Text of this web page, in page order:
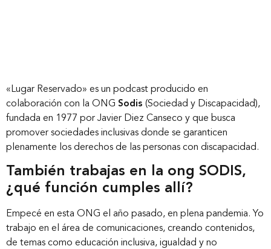
«Lugar Reservado» es un podcast producido en
colaboración con la ONG Sodis (Sociedad y Discapacidad),
fundada en 1977 por Javier Diez Canseco y que busca
promover sociedades inclusivas donde se garanticen
plenamente los derechos de las personas con discapacidad.
También trabajas en la ong SODIS,
¿qué función cumples allí?
Empecé en esta ONG el año pasado, en plena pandemia. Yo
trabajo en el área de comunicaciones, creando contenidos,
de temas como educación inclusiva, igualdad y no